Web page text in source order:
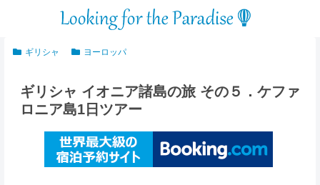
ギリシャ ヨーロッパ
ギリシャ イオニア諸島の旅 その５．ケファ
ロニア島1日ツアー